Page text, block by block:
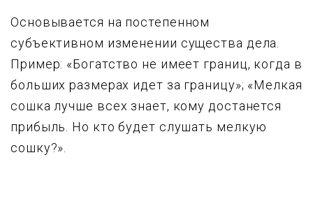
Основывается на постепенном
субъективном изменении существа дела.
Пример: «Богатство не имеет границ, когда в
больших размерах идет за границу»; «Мелкая
сошка лучше всех знает, кому достанется
прибыль. Но кто будет слушать мелкую
сошку?».